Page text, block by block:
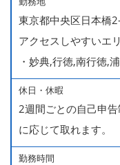
東京都中央区日本橋
アクセスしやすいエ
・妙典,行徳,南行徳,
休日・休暇
2週間ごとの自己申
に応じて取れます。
勤務時間